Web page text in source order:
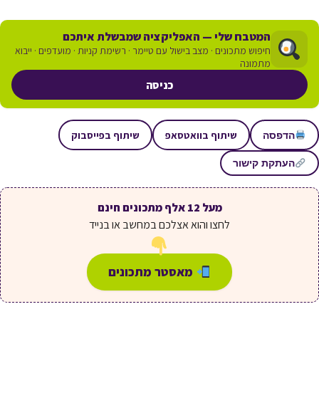
המטבח שלי — האפליקציה שמבשלת איתכם
חיפוש מתכונים · מצב בישול עם טיימר · רשימת קניות · מועדפים · ייבוא
מתמונה
כניסה
הדפסה שיתוף בוואטסאפ שיתוף בפייסבוק
העתקת קישור
מעל 12 אלף מתכונים חינם
לחצו והוא אצלכם במחשב או בנייד
מאסטר מתכונים